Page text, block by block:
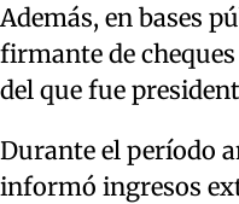
Además, en bases
firmante de
del que fue
Durante el período
informó ingresos